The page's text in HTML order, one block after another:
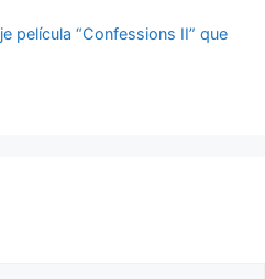
película “Confessions II” que